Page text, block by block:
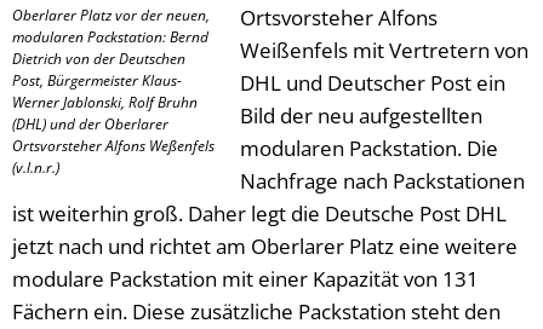
Oberlarer Platz vor der neuen,
modularen Packstation: Bernd
Dietrich von der Deutschen
Post, Bürgermeister Klaus-
Werner Jablonski, Rolf Bruhn
(DHL) und der Oberlarer
Ortsvorsteher Alfons Weßenfels
(v.l.n.r.)
Ortsvorsteher Alfons
Weißenfels mit Vertretern von
DHL und Deutscher Post ein
Bild der neu aufgestellten
modularen Packstation. Die
Nachfrage nach Packstationen
ist weiterhin groß. Daher legt die Deutsche Post DHL
jetzt nach und richtet am Oberlarer Platz eine weitere
modulare Packstation mit einer Kapazität von 131
Fächern ein. Diese zusätzliche Packstation steht den